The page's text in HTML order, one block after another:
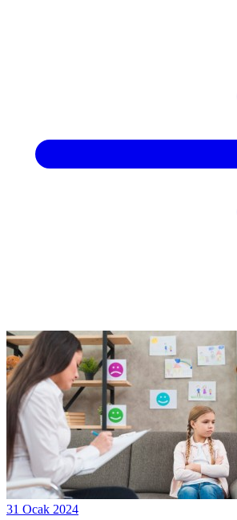
31 Ocak 2024